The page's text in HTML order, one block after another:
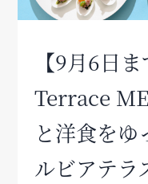
【9月6日
Terrace
と洋食をゆ
ルビアテラ